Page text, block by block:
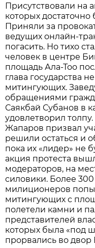
Присутствовали на
которых
Приняли за
ведущих онлайн-
погасить. Но тихо
человек в центре
площадь Ала-Тоо
глава государства
митингующих.
обращениями
Саякбай Субанов в
удовлетворил
Жапаров призвал
решили остаться и
пока их «лидер» не
акция протеста
модераторов, на
силовики. Более
милиционеров
митингующих с
полетели камни и
представителей
которых была «под
прорвались во